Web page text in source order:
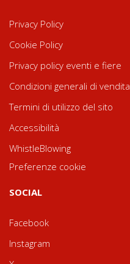
Privacy Policy
Cookie Policy
Privacy policy eventi e fiere
Condizioni generali di vendita
Termini di utilizzo del sito
Accessibilità
WhistleBlowing
Preferenze cookie
SOCIAL
Facebook
Instagram